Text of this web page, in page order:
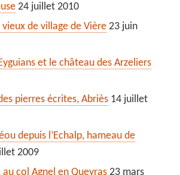
24 juillet 2010
de village de Vière 23 juin
et le château des Arzeliers
pierres écrites, Abriès 14 juillet
depuis l’Echalp, hameau de
2009
au col Agnel en Queyras 23 mars